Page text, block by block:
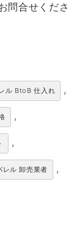
問合せくださ
ル BtoB 仕入れ ,
,
,
レル 卸売業者 ,